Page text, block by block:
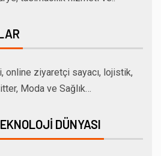
online ziyaretçi sayacı, lojistik,
Moda ve Sağlık…
DÜNYASI